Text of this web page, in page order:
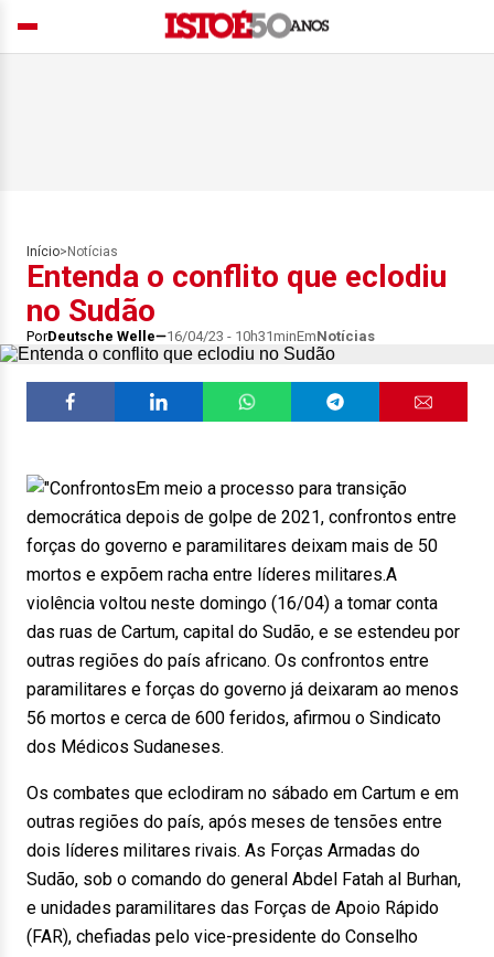
Início> Notícias
Entenda o conflito que eclodiu
no Sudão
PorDeutsche Welle 16/04/23 - 10h31minEmNotícias
Em meio a processo para transição
democrática depois de golpe de 2021, confrontos entre
forças do governo e paramilitares deixam mais de 50
mortos e expõem racha entre líderes militares.A
violência voltou neste domingo (16/04) a tomar conta
das ruas de Cartum, capital do Sudão, e se estendeu por
outras regiões do país africano. Os confrontos entre
paramilitares e forças do governo já deixaram ao menos
56 mortos e cerca de 600 feridos, afirmou o Sindicato
dos Médicos Sudaneses.
Os combates que eclodiram no sábado em Cartum e em
outras regiões do país, após meses de tensões entre
dois líderes militares rivais. As Forças Armadas do
Sudão, sob o comando do general Abdel Fatah al Burhan,
e unidades paramilitares das Forças de Apoio Rápido
(FAR), chefiadas pelo vice-presidente do Conselho